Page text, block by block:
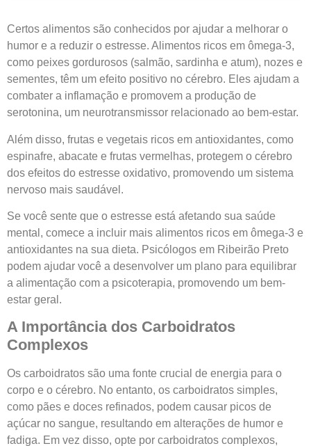
Certos alimentos são conhecidos por ajudar a melhorar o
humor e a reduzir o estresse. Alimentos ricos em ômega-3,
como peixes gordurosos (salmão, sardinha e atum), nozes e
sementes, têm um efeito positivo no cérebro. Eles ajudam a
combater a inflamação e promovem a produção de
serotonina, um neurotransmissor relacionado ao bem-estar.
Além disso, frutas e vegetais ricos em antioxidantes, como
espinafre, abacate e frutas vermelhas, protegem o cérebro
dos efeitos do estresse oxidativo, promovendo um sistema
nervoso mais saudável.
Se você sente que o estresse está afetando sua saúde
mental, comece a incluir mais alimentos ricos em ômega-3 e
antioxidantes na sua dieta. Psicólogos em Ribeirão Preto
podem ajudar você a desenvolver um plano para equilibrar
a alimentação com a psicoterapia, promovendo um bem-
estar geral.
A Importância dos Carboidratos
Complexos
Os carboidratos são uma fonte crucial de energia para o
corpo e o cérebro. No entanto, os carboidratos simples,
como pães e doces refinados, podem causar picos de
açúcar no sangue, resultando em alterações de humor e
fadiga. Em vez disso, opte por carboidratos complexos,